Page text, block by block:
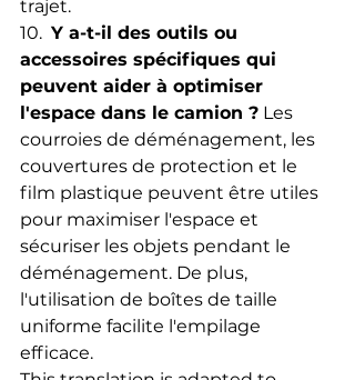
trajet.
10. Y a-t-il des outils ou
accessoires spécifiques qui
peuvent aider à optimiser
l'espace dans le camion ? Les
courroies de déménagement, les
couvertures de protection et le
film plastique peuvent être utiles
pour maximiser l'espace et
sécuriser les objets pendant le
déménagement. De plus,
l'utilisation de boîtes de taille
uniforme facilite l'empilage
efficace.